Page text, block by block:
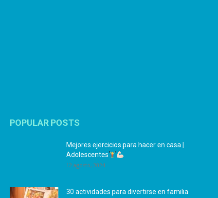
POPULAR POSTS
Mejores ejercicios para hacer en casa |
Adolescentes
12 agosto, 2024
30 actividades para divertirse en familia